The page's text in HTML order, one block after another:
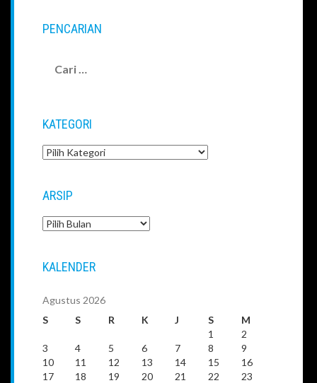
PENCARIAN
untuk:
KATEGORI
Kategori
ARSIP
Arsip
KALENDER
Agustus 2026
S
S R K J S
M
1
2
3
4 5 6 7 8
9
10
11 12 13 14 15
16
17
18 19 20 21 22
23